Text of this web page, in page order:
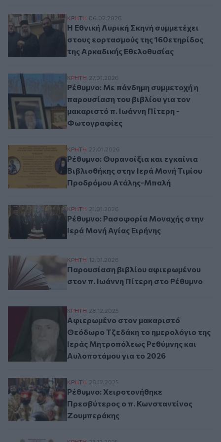
Η Εθνική Λυρική Σκηνή συμμετέχει
ΚΡΗΤΗ 06.02.2026
Η Εθνική Λυρική Σκηνή συμμετέχει
στους εορτασμούς της 160ετηρίδος
της Αρκαδικής Εθελοθυσίας
Ρέθυμνο: Με πάνδημη συμμετοχή η
ΚΡΗΤΗ 27.01.2026
Ρέθυμνο: Με πάνδημη συμμετοχή η
παρουσίαση του βιβλίου για τον
μακαριστό π. Ιωάννη Πίτερη -
Φωτογραφίες
Ρέθυμνο: Θυρανοίξια και εγκαίνια
ΚΡΗΤΗ 22.01.2026
Ρέθυμνο: Θυρανοίξια και εγκαίνια
Βιβλιοθήκης στην Ιερά Μονή Τιμίου
Προδρόμου Ατάλης-Μπαλή
Ρέθυμνο: Ρασοφορία Μοναχής στην Ιερά
ΚΡΗΤΗ 21.01.2026
Ρέθυμνο: Ρασοφορία Μοναχής στην
Ιερά Μονή Αγίας Ειρήνης
Παρουσίαση βιβλίου αφιερωμένου στον
ΚΡΗΤΗ 12.01.2026
Παρουσίαση βιβλίου αφιερωμένου
στον π. Ιωάννη Πίτερη στο Ρέθυμνο
Αφιερωμένο στον μακαριστό Θεόδωρο
ΚΡΗΤΗ 28.12.2025
Αφιερωμένο στον μακαριστό
Θεόδωρο Τζεδάκη το ημερολόγιο της
Ιεράς Μητροπόλεως Ρεθύμνης και
Αυλοποτάμου για το 2026
Ρέθυμνο: Χειροτονήθηκε Πρεσβύτερος ο
ΚΡΗΤΗ 28.12.2025
Ρέθυμνο: Χειροτονήθηκε
Πρεσβύτερος ο π. Κωνσταντίνος
Ζουμπεράκης